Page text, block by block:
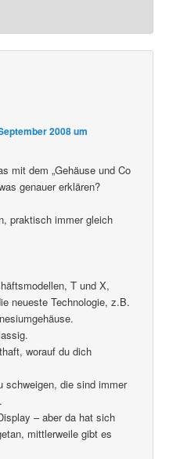
2008 um
mit dem „Gehäuse und Co
genauer erklären?
praktisch immer gleich
T und X,
neueste Technologie, z.B.
worauf du dich
schweigen, die sind immer
– aber da hat sich
mittlerweile gibt es